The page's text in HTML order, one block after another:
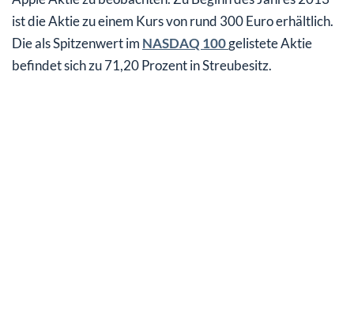
ist die Aktie zu einem Kurs von rund 300 Euro erhältlich.
Die als Spitzenwert im NASDAQ 100gelistete Aktie
befindet sich zu 71,20 Prozent in Streubesitz.